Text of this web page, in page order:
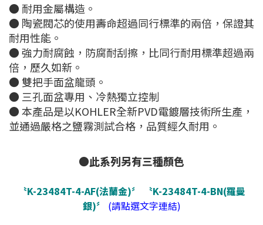
● 耐用金屬構造。
● 陶瓷閥芯的使用壽命超過同行標準的兩倍，保證其
耐用性能。
● 強力耐腐蝕，防腐耐刮擦，比同行耐用標準超過兩
倍，歷久如新。
● 雙把手面盆龍頭。
● 三孔面盆專用、冷熱獨立控制
● 本產品是以KOHLER全新PVD電鍍層技術所生產，
並通過嚴格之鹽霧測試合格，品質經久耐用。
●此系列另有三種顏色
〝K-23484T-4-AF(法蘭金)〞
〝K-23484T-4-BN(羅曼
銀)〞
(請點選文字連結)